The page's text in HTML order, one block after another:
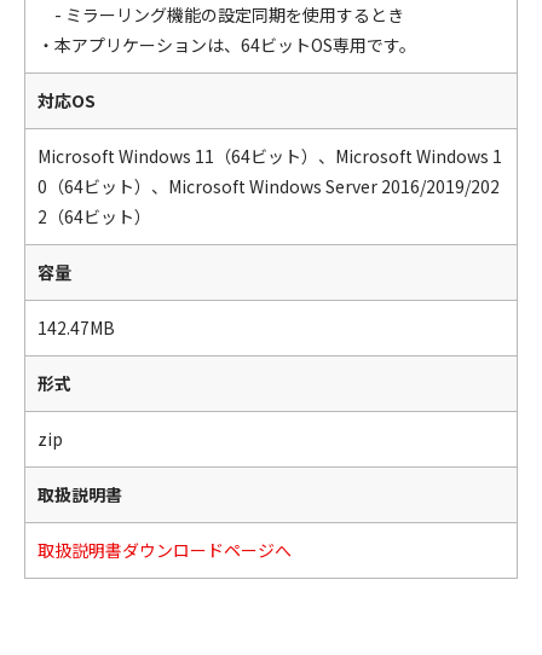
- ミラーリング機能の設定同期を使用するとき
・本アプリケーションは、64ビットOS専用です。
対応OS
Microsoft Windows 11（64ビット）、Microsoft Windows 1
0（64ビット）、Microsoft Windows Server 2016/2019/202
2（64ビット）
容量
142.47MB
形式
zip
取扱説明書
取扱説明書ダウンロードページへ